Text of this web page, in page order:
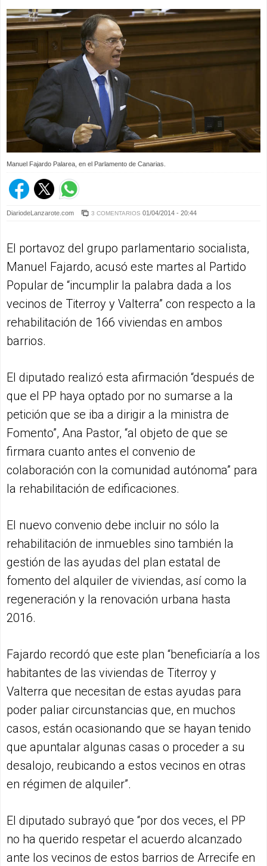
Manuel Fajardo Palarea, en el Parlamento de Canarias.
DiariodeLanzarote.com 3 COMENTARIOS 01/04/2014 - 20:44
El portavoz del grupo parlamentario socialista,
Manuel Fajardo, acusó este martes al Partido
Popular de “incumplir la palabra dada a los
vecinos de Titerroy y Valterra” con respecto a la
rehabilitación de 166 viviendas en ambos
barrios.
El diputado realizó esta afirmación “después de
que el PP haya optado por no sumarse a la
petición que se iba a dirigir a la ministra de
Fomento”, Ana Pastor, “al objeto de que se
firmara cuanto antes el convenio de
colaboración con la comunidad autónoma” para
la rehabilitación de edificaciones.
El nuevo convenio debe incluir no sólo la
rehabilitación de inmuebles sino también la
gestión de las ayudas del plan estatal de
fomento del alquiler de viviendas, así como la
regeneración y la renovación urbana hasta
2016.
Fajardo recordó que este plan “beneficiaría a los
habitantes de las viviendas de Titerroy y
Valterra que necesitan de estas ayudas para
poder paliar circunstancias que, en muchos
casos, están ocasionando que se hayan tenido
que apuntalar algunas casas o proceder a su
desalojo, reubicando a estos vecinos en otras
en régimen de alquiler”.
El diputado subrayó que “por dos veces, el PP
no ha querido respetar el acuerdo alcanzado
ante los vecinos de estos barrios de Arrecife en